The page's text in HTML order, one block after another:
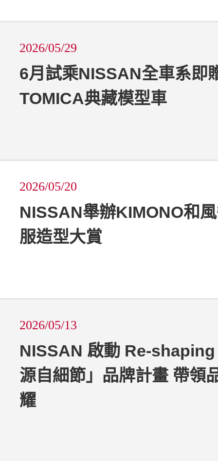
2026/05/29
6月試乘NISSAN全車系即
TOMICA典藏模型車
2026/05/20
NISSAN舉辦KIMONO和
服造型大賞
2026/05/13
NISSAN 啟動 Re-
源自細節」品牌計畫 帶領
耀